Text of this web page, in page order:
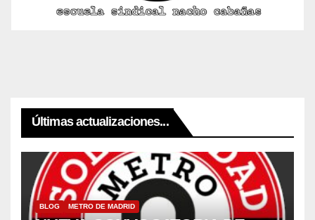
Últimas actualizaciones...
BLOG METRO DE MADRID